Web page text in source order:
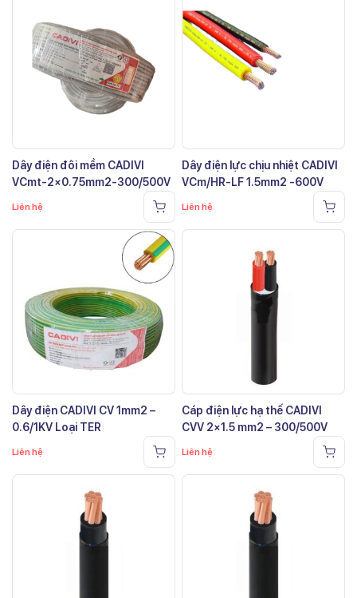
Dây điện đôi mềm CADIVI
VCmt-2×0.75mm2-300/500V
Liên hệ
Dây điện lực chịu nhiệt CADIVI
VCm/HR-LF 1.5mm2 -600V
Liên hệ
Dây điện CADIVI CV 1mm2 –
0.6/1KV Loại TER
Liên hệ
Cáp điện lực hạ thế CADIVI
CVV 2×1.5 mm2 – 300/500V
Liên hệ